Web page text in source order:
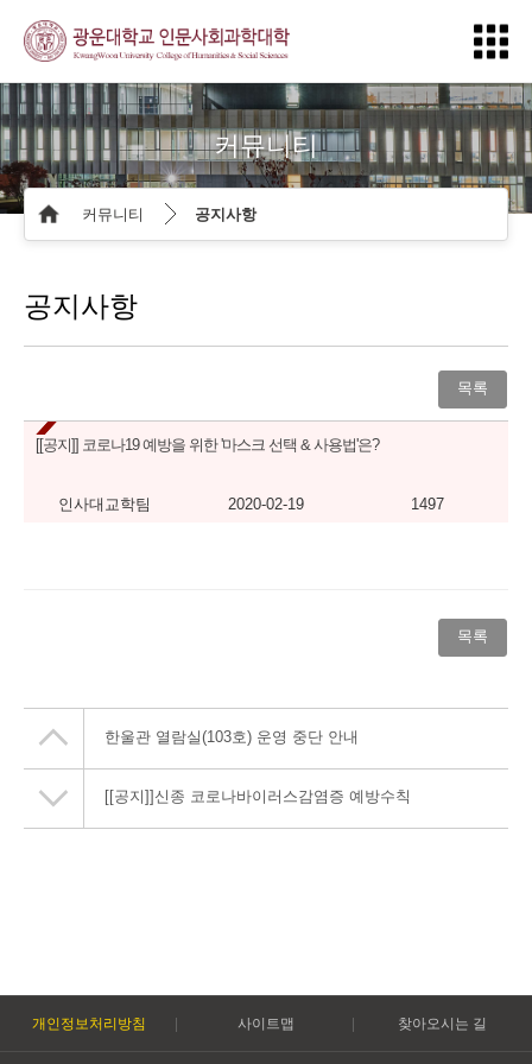
커뮤니티
커뮤니티 공지사항
공지사항
목록
[[공지]] 코로나19 예방을 위한 '마스크 선택 & 사용법'은?
인사대교학팀 2020-02-19 1497
목록
한울관 열람실(103호) 운영 중단 안내
[[공지]] 신종 코로나바이러스감염증 예방수칙
개인정보처리방침 사이트맵 찾아오시는 길